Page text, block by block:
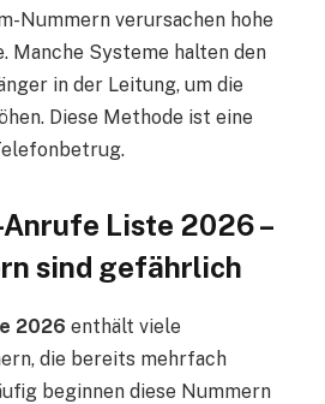
Nummern verursachen hohe
Manche Systeme halten den
in der Leitung, um die
Diese Methode ist eine
Liste 2026 –
sind gefährlich
2026 enthält viele
die bereits mehrfach
beginnen diese Nummern